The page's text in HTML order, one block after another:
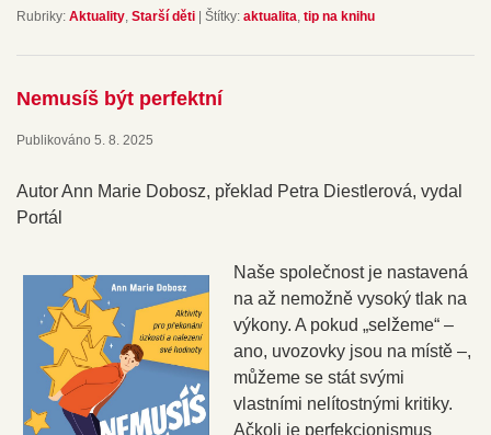
Rubriky: Aktuality Starší děti | Štítky: aktualita tip na knihu
Nemusíš být perfektní
Publikováno 5. 8. 2025
Autor Ann Marie Dobosz, překlad Petra Diestlerová, vydal
Portál
Naše společnost je nastavená
na až nemožně vysoký tlak na
výkony. A pokud „selžeme“ –
ano, uvozovky jsou na místě –,
můžeme se stát svými
vlastními nelítostnými kritiky.
Ačkoli je perfekcionismus